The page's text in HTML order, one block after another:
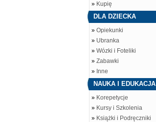
» Kupię
DLA DZIECKA
» Opiekunki
» Ubranka
» Wózki i Foteliki
» Zabawki
» Inne
NAUKA I EDUKACJA
» Korepetycje
» Kursy i Szkolenia
» Książki i Podręczniki